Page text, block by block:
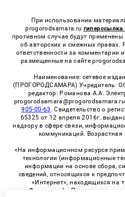
При использовании
progorodsamara.ru гиперссылка
противном случае будут
об авторских и смежных правах.
ответственности за комментарии
размещенные на сайте
Наименование: сетевое
(ПРОГОРОДСАМАРА) Учредитель:
редактор: Романова А.А.
905-00-63 . Свидетельство о
65325 от 12 апреля 2016г.
надзору в сфере связи,
коммуникаций. Возрастная
«На информационном ресурсе
технологии (информационные
информации на основе сбора,
сведений, относящихся к
«Интернет», находящихся на
Федерации)». Правила